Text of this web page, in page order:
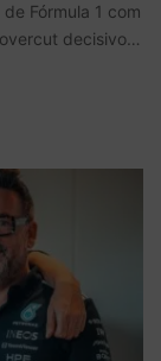
Fórmula 1 com
decisivo…